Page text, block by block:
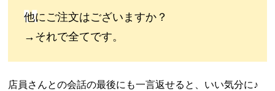
他にご注文はございますか？
→それで全てです。
店員さんとの会話の最後にも一言返せると、いい気分に♪